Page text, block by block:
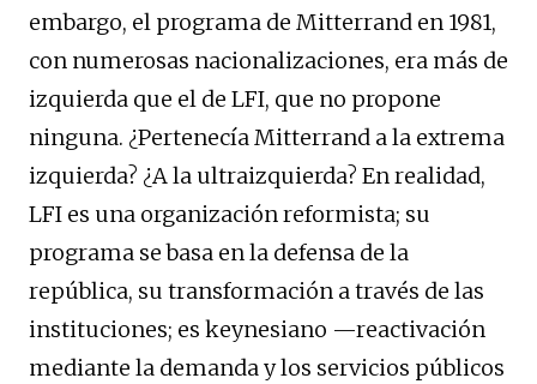
embargo, el programa de Mitterrand en 1981,
con numerosas nacionalizaciones, era más de
izquierda que el de LFI, que no propone
ninguna. ¿Pertenecía Mitterrand a la extrema
izquierda? ¿A la ultraizquierda? En realidad,
LFI es una organización reformista; su
programa se basa en la defensa de la
república, su transformación a través de las
instituciones; es keynesiano —reactivación
mediante la demanda y los servicios públicos